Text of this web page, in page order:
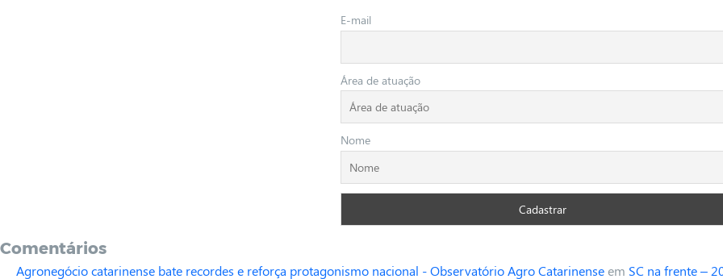
E-mail
Área de atuação
Nome
Comentários
Agronegócio catarinense bate recordes e reforça protagonismo nacional - Observatório Agro Catarinenseem SC na frente –